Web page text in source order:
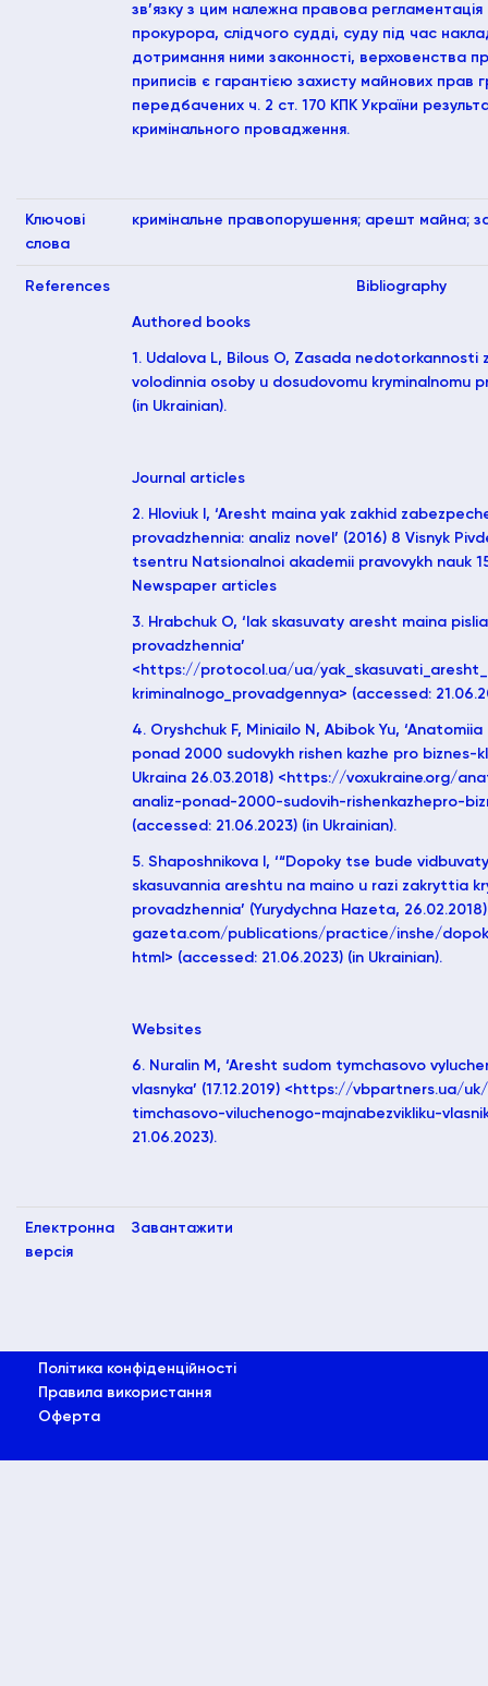
зв’язку з цим належна правова регламентація
прокурора, слідчого судді, суду під час
дотримання ними законності, верховенства
приписів є гарантією захисту майнових прав
передбачених ч. 2 ст. 170 КПК України
кримінального провадження.
Ключові
слова
кримінальне правопорушення; арешт майна;
References Bibliography
Authored books
1. Udalova L, Bilous O, Zasada nedotorkannosti
volodinnia osoby u dosudovomu kryminalnomu
(in Ukrainian).
Journal articles
2. Hloviuk I, ‘Aresht maina yak zakhid
provadzhennia: analiz novel’ (2016) 8 Visnyk
tsentru Natsionalnoi akademii pravovykh nauk
Newspaper articles
3. Hrabchuk O, ‘Iak skasuvaty aresht maina
provadzhennia’
<https://protocol.ua/ua/
kriminalnogo_provadgennya> (accessed:
4. Oryshchuk F, Miniailo N, Abibok Yu,
ponad 2000 sudovykh rishen kazhe pro biznes-
Ukraina 26.03.2018) <https://voxukraine.org/
analiz-ponad-2000-sudovih-rishenkazhepro-
(accessed: 21.06.2023) (in Ukrainian).
5. Shaposhnikova I, ‘“Dopoky tse bude
skasuvannia areshtu na maino u razi zakryttia
provadzhennia’ (Yurydychna Hazeta,
gazeta.com/publications/practice/inshe/
html> (accessed: 21.06.2023) (in Ukrainian).
Websites
6. Nuralin M, ‘Aresht sudom tymchasovo
vlasnyka’ (17.12.2019) <https://vbpartners.ua/
timchasovo-viluchenogo-majnabezvikliku-
21.06.2023).
Електронна
версія
Завантажити
Політика конфіденційності
Правила використання
Оферта